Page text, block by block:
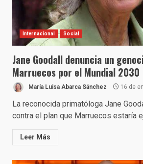
Internacional Social
Jane Goodall denuncia un
Marruecos por el Mundial 2030
María Luisa Abarca Sánchez 16 de
La reconocida primatóloga Jane
contra el plan que Marruecos estaría
Leer Más